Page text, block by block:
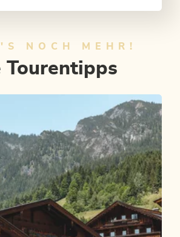
NOCH MEHR!
Tourentipps